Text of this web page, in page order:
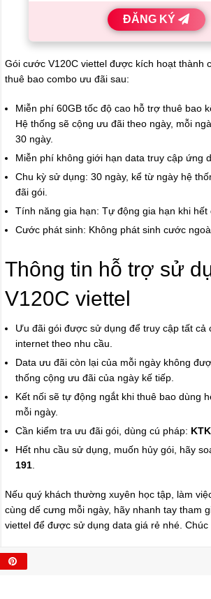
ĐĂNG KÝ
Gói cước V120C viettel được kích hoạt thành
thuê bao combo ưu đãi sau:
Miễn phí 60GB tốc độ cao hỗ trợ thuê bao
Hệ thống sẽ cộng ưu đãi theo ngày, mỗi
30 ngày.
Miễn phí không giới hạn data truy cập ứng
Chu kỳ sử dụng: 30 ngày, kể từ ngày hệ
đãi gói.
Tính năng gia hạn: Tự động gia hạn khi hết
Cước phát sinh: Không phát sinh cước
Thông tin hỗ trợ sử
V120C viettel
Ưu đãi gói được sử dụng để truy cập tất cả
internet theo nhu cầu.
Data ưu đãi còn lại của mỗi ngày không
thống cộng ưu đãi của ngày kế tiếp.
Kết nối sẽ tự động ngắt khi thuê bao dùng
mỗi ngày.
Cần kiểm tra ưu đãi gói, dùng cú pháp:
Hết nhu cầu sử dụng, muốn hủy gói, hãy
191
Nếu quý khách thường xuyên học tập, làm
cùng dế cưng mỗi ngày, hãy nhanh tay tham
viettel để được sử dụng data giá rẻ nhé. Chúc